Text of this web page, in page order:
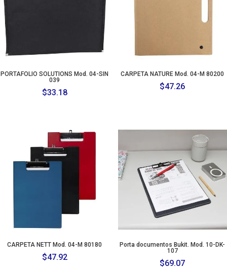
PORTAFOLIO SOLUTIONS Mod. 04-SIN
039
$33.18
CARPETA NATURE Mod. 04-M 80200
$47.26
CARPETA NETT Mod. 04-M 80180
$47.92
Porta documentos Bukit. Mod. 10-DK-
107
$69.07